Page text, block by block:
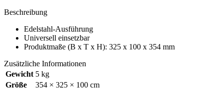
Beschreibung
Edelstahl-Ausführung
Universell einsetzbar
Produktmaße (B x T x H): 325 x 100 x 354 mm
Zusätzliche Informationen
Gewicht 5 kg
Größe
354 × 325 × 100 cm